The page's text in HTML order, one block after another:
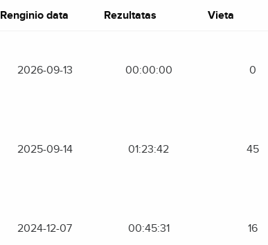
Renginio data Rezultatas Vieta
2026-09-13 00:00:00 0
2025-09-14 01:23:42 45
2024-12-07 00:45:31 16